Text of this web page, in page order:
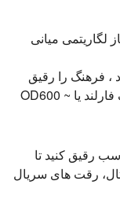
لگاریتمی میانی
، فرهنگ را رقیق
کنید (به عنوان مثال ، استاندارد 0.5 مک فارلند یا OD600 ~
رقیق کنید تا
رقت های سریال